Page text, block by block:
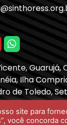
Ilha
de Toledo,
site para
você concorda